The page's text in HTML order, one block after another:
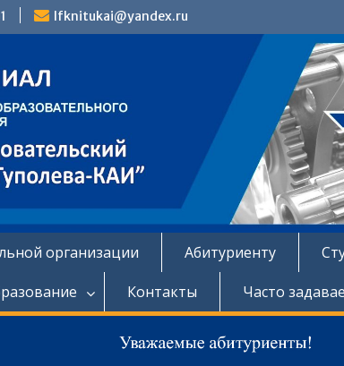
lfknitukai@yandex.ru
организации Абитуриенту
Контакты Часто